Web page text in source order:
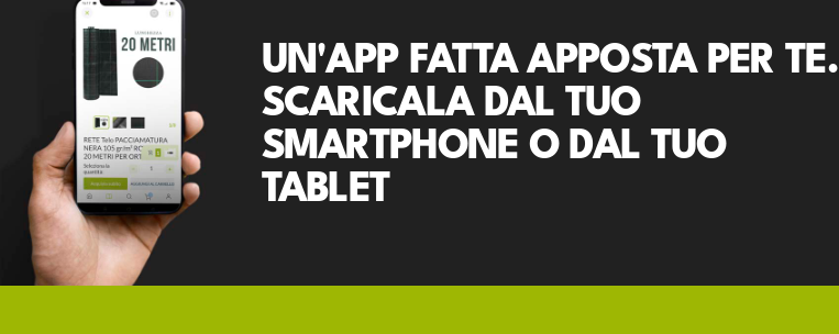
UN'APP FATTA APPOSTA PER TE.
SCARICALA DAL TUO
SMARTPHONE O DAL TUO
TABLET